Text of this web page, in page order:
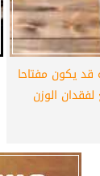
قد يكون مفتاحا
الوزن